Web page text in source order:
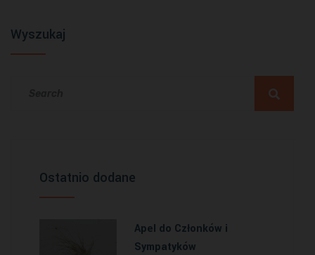
Wyszukaj
Ostatnio dodane
Apel do Członków i
Sympatyków